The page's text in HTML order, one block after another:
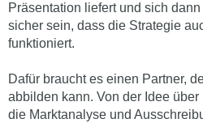
Präsentation liefert und sich
sicher sein, dass die Strategie
funktioniert.
Dafür braucht es einen Partner,
abbilden kann. Von der Idee über
die Marktanalyse und